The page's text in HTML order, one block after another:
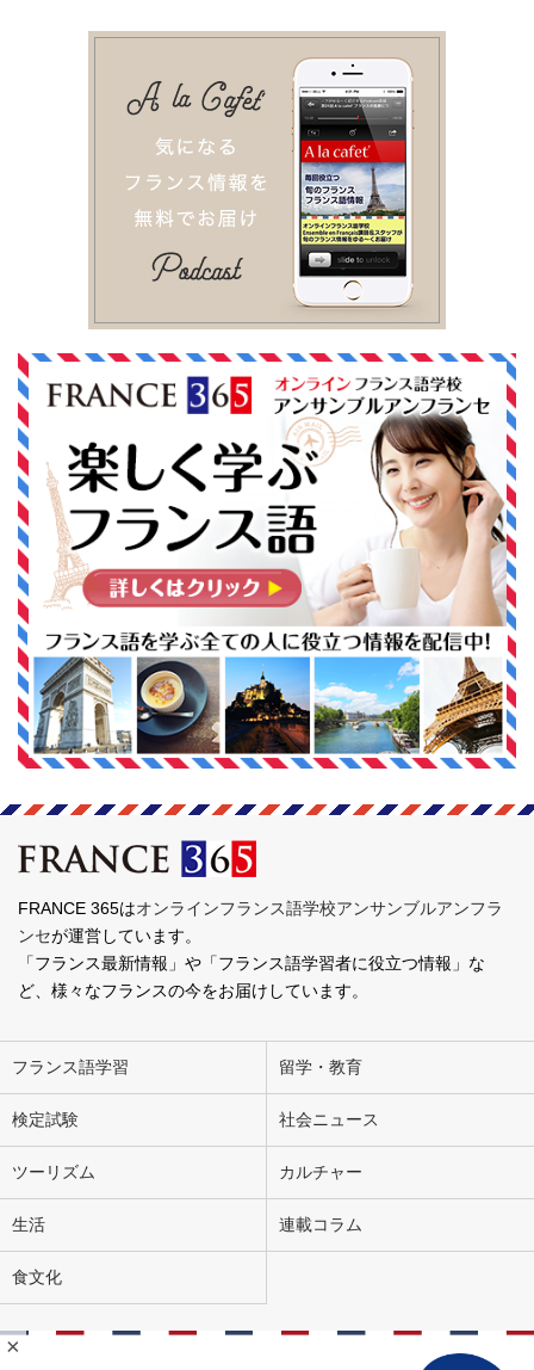
FRANCE 365はオンラインフランス語学校アンサンブルアンフラ
ンセが運営しています。
「フランス最新情報」や「フランス語学習者に役立つ情報」な
ど、様々なフランスの今をお届けしています。
フランス語学習 留学・教育
検定試験 社会ニュース
ツーリズム カルチャー
生活 連載コラム
食文化
×